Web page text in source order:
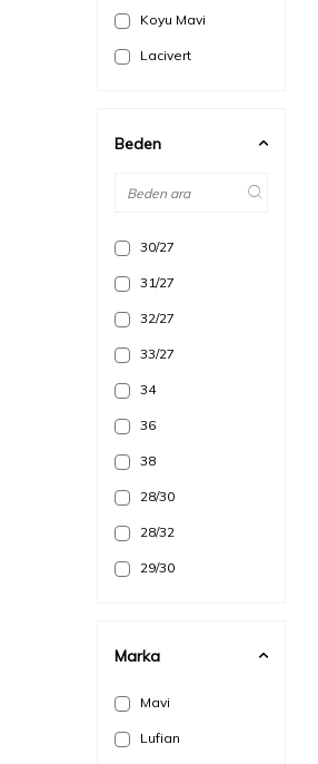
Koyu Mavi
Lacivert
Beden
30/27
31/27
32/27
33/27
34
36
38
28/30
28/32
29/30
30/32
31
Marka
Mavi
Lufian